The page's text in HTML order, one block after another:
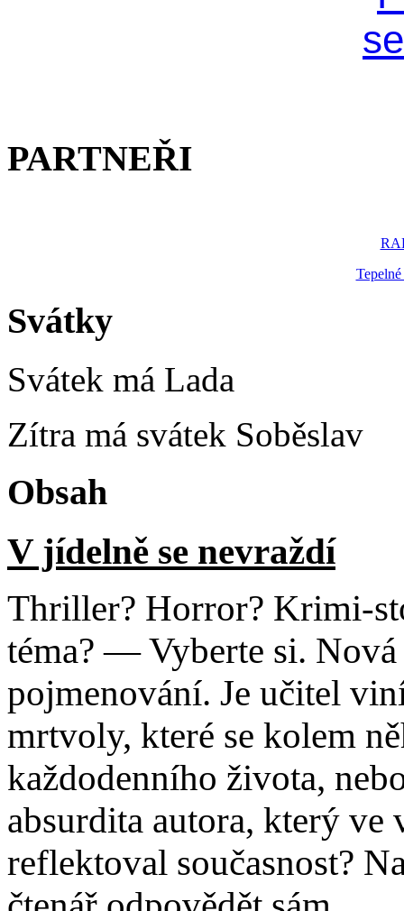
PARTNEŘI
Svátky
Svátek má Lada
Zítra má svátek Soběslav
Obsah
V jídelně se nevraždí
Thriller? Horror? Krimi-
téma? — Vyberte si.
pojmenování. Je učitel
mrtvoly, které se kolem
každodenního života,
absurdita autora, který
reflektoval současnost?